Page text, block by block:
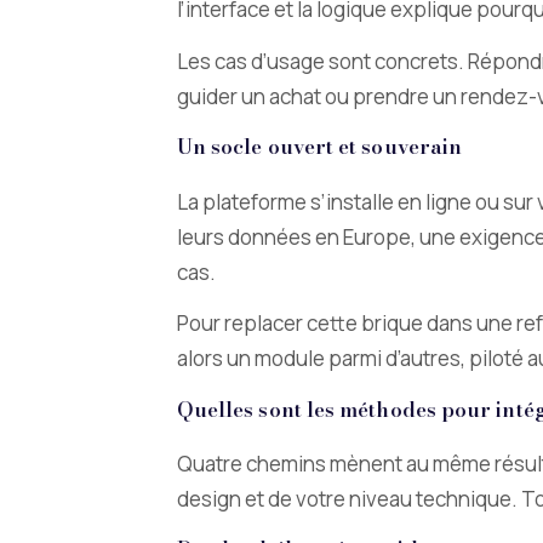
l’interface et la logique explique
Les cas d’usage sont concrets.
guider un achat ou prendre un
Un socle ouvert et souverain
La plateforme s’installe en ligne ou
leurs données en Europe, une
cas.
Pour replacer cette brique dans une
alors un module parmi d’autres, piloté
Quelles sont les méthodes pour
Quatre chemins mènent au même
design et de votre niveau technique.